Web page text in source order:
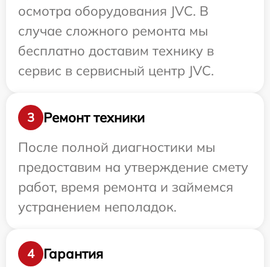
осмотра оборудования JVC. В
случае сложного ремонта мы
бесплатно доставим технику в
сервис в сервисный центр JVC.
3
Ремонт техники
После полной диагностики мы
предоставим на утверждение смету
работ, время ремонта и займемся
устранением неполадок.
4
Гарантия